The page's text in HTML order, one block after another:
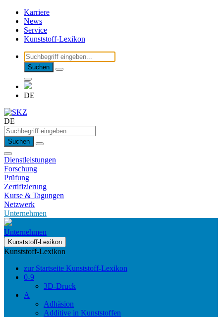
Karriere
News
Service
Kunststoff-Lexikon
Suchen
DE
DE
Suchen
Dienstleistungen
Forschung
Prüfung
Zertifizierung
Kurse & Tagungen
Netzwerk
Unternehmen
Unternehmen
Kunststoff-Lexikon
Kunststoff-Lexikon
zur Startseite Kunststoff-Lexikon
0-9
3D-Druck
A
Adhäsion
Additive in Kunststoffen